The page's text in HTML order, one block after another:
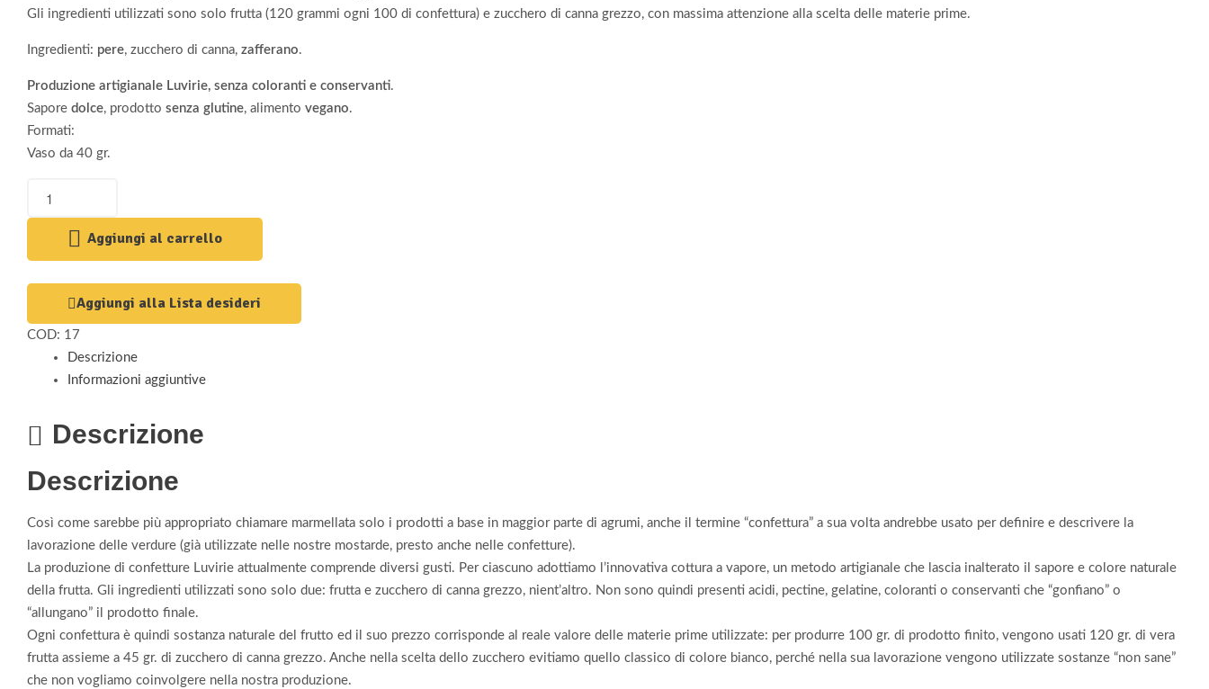
Gli ingredienti utilizzati sono solo frutta (120 grammi ogni 100 di confettura) e zucchero di canna grezzo, con massima attenzione alla scelta delle materie prime.
Ingredienti: pere, zucchero di canna, zafferano.
Produzione artigianale Luvirie, senza coloranti e conservanti.
Sapore dolce, prodotto senza glutine, alimento vegano.
Formati:
Vaso da 40 gr.
Aggiungi al carrello
Aggiungi alla Lista desideri
COD: 17
Descrizione
Informazioni aggiuntive
Descrizione
Descrizione
Così come sarebbe più appropriato chiamare marmellata solo i prodotti a base in maggior parte di agrumi, anche il termine “confettura” a sua volta andrebbe usato per definire e descrivere la
lavorazione delle verdure (già utilizzate nelle nostre mostarde, presto anche nelle confetture).
La produzione di confetture Luvirie attualmente comprende diversi gusti. Per ciascuno adottiamo l’innovativa cottura a vapore, un metodo artigianale che lascia inalterato il sapore e colore naturale
della frutta. Gli ingredienti utilizzati sono solo due: frutta e zucchero di canna grezzo, nient’altro. Non sono quindi presenti acidi, pectine, gelatine, coloranti o conservanti che “gonfiano” o
“allungano” il prodotto finale.
Ogni confettura è quindi sostanza naturale del frutto ed il suo prezzo corrisponde al reale valore delle materie prime utilizzate: per produrre 100 gr. di prodotto finito, vengono usati 120 gr. di vera
frutta assieme a 45 gr. di zucchero di canna grezzo. Anche nella scelta dello zucchero evitiamo quello classico di colore bianco, perché nella sua lavorazione vengono utilizzate sostanze “non sane”
che non vogliamo coinvolgere nella nostra produzione.